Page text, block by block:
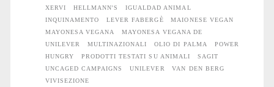
di
Unilever
XERVI
HELLMANN'S
IGUALDAD ANIMAL
INQUINAMENTO
LEVER FABERGÈ
MAIONESE VEGAN
MAYONESA VEGANA
MAYONESA VEGANA DE
UNILEVER
MULTINAZIONALI OLIO DI PALMA
POWER
HUNGRY
PRODOTTI TESTATI SU ANIMALI
SAGIT
UNCAGED CAMPAIGNS
UNILEVER
VAN DEN BERG
VIVISEZIONE